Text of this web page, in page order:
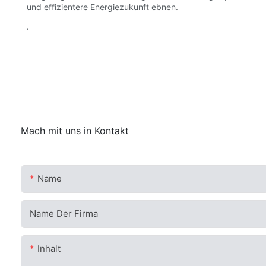
und effizientere Energiezukunft ebnen.
.
Mach mit uns in Kontakt
Name
Name Der Firma
Inhalt